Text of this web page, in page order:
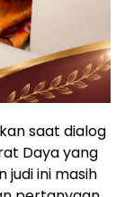
saat dialog
Daya yang
judi ini masih